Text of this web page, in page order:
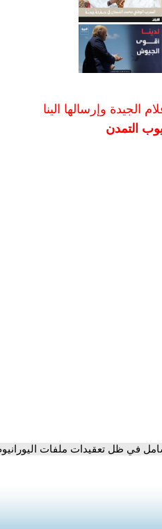
الجيدة وإرسالها الينا
التمدن
في ظل تعقيدات ملفات